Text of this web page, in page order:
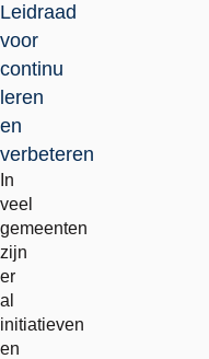
Leidraad
voor
continu
leren
en
verbeteren
In
veel
gemeenten
zijn
er
al
initiatieven
en